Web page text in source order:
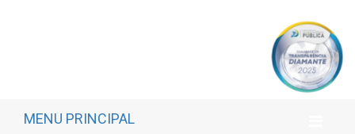
MENU PRINCIPAL